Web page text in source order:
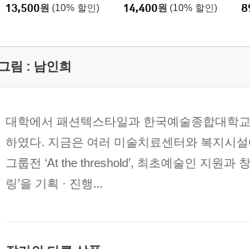
외
13,500원 (10% 할인) 14,400원 (10% 할인)
림 : 남인희
대학에서 패션텍스타일과 한국예술종합대학
하였다. 지금은 여러 미술치료센터와 복지시
그룹전 ‘At the threshold’, 최초예술인 지원과
링’을 기획 · 진행...